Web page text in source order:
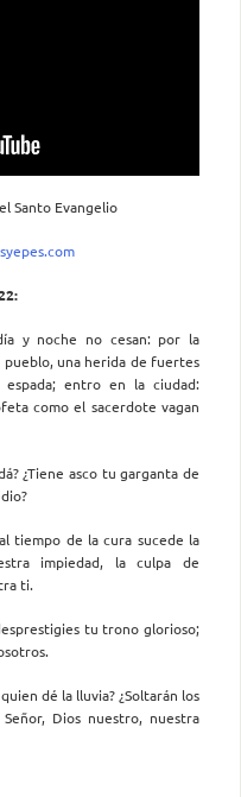
Santo Evangelio
y noche no cesan: por la
una herida de fuertes
entro en la ciudad:
como el sacerdote vagan
¿Tiene asco tu garganta de
tiempo de la cura sucede la
impiedad, la culpa de
ti.
tu trono glorioso;
dé la lluvia? ¿Soltarán los
Dios nuestro, nuestra